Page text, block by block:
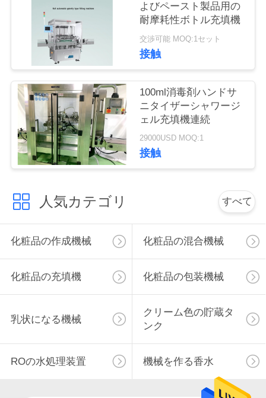
し
さ
ニ
ー
ス
合
よびペースト製品用の
耐摩耗性ボトル充填機
交渉可能 MOQ:1セット
接触
100ml消毒剤ハンドサ
ニタイザーシャワージ
ェル充填機連続
29000USD MOQ:1
接触
人気カテゴリ すべて
化粧品の作成機械 化粧品の混合機械
化粧品の充填機 化粧品の包装機械
乳状になる機械
クリーム色の貯蔵タ
ンク
ROの水処理装置 機械を作る香水